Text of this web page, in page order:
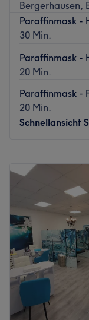
Bergerhausen,
Paraffinmask -
30 Min.
Paraffinmask -
20 Min.
Paraffinmask -
20 Min.
Schnellansicht
Dienstag
Donnerstag
Freitag
Samstag
Sonntag
Flamingo
Kosmetikstudio
Dienstleistungen